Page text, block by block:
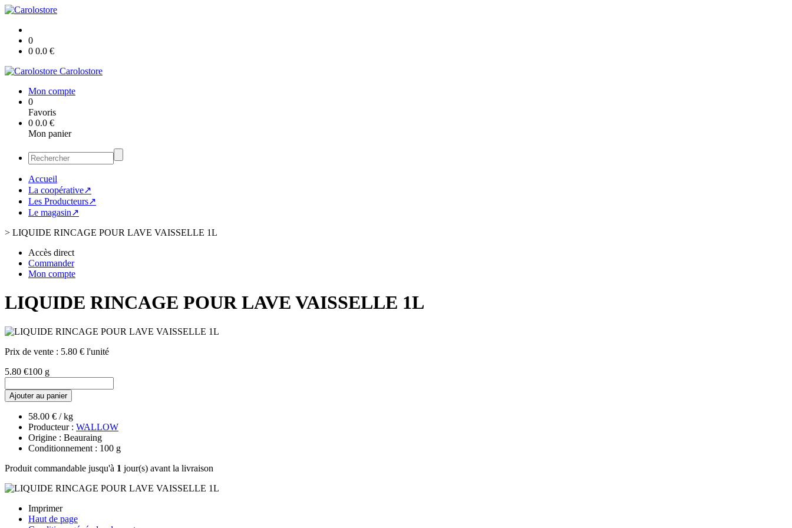
0
0 0.0 €
Carolostore
Mon compte
0
Favoris
0 0.0 €
Mon panier
Accueil
La coopérative↗
Les Producteurs↗
Le magasin↗
> LIQUIDE RINCAGE POUR LAVE VAISSELLE 1L
Accès direct
Commander
Mon compte
LIQUIDE RINCAGE POUR LAVE VAISSELLE 1L
Prix de vente : 5.80 € l'unité
5.80 €100 g
Ajouter au panier
58.00 € / kg
Producteur : WALLOW
Origine : Beauraing
Conditionnement : 100 g
Produit commandable jusqu'à 1 jour(s) avant la livraison
Imprimer
Haut de page